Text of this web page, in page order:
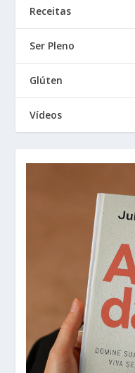
Receitas
Ser Pleno
Glúten
Vídeos